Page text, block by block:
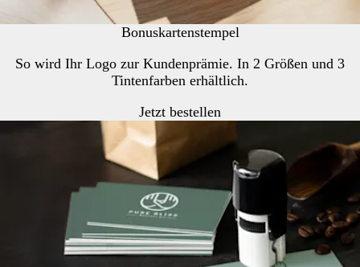
Bonuskartenstempel
So wird Ihr Logo zur Kundenprämie. In 2 Größen und 3
Tintenfarben erhältlich.
Jetzt bestellen